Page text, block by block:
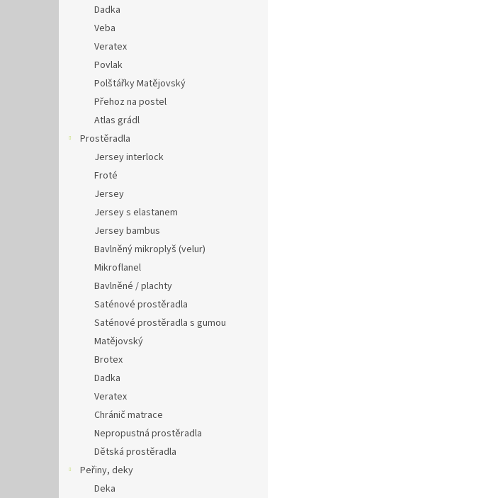
Dadka
Veba
Veratex
Povlak
Polštářky Matějovský
Přehoz na postel
Atlas grádl
Prostěradla
Jersey interlock
Froté
Jersey
Jersey s elastanem
Jersey bambus
Bavlněný mikroplyš (velur)
Mikroflanel
Bavlněné / plachty
Saténové prostěradla
Saténové prostěradla s gumou
Matějovský
Brotex
Dadka
Veratex
Chránič matrace
Nepropustná prostěradla
Dětská prostěradla
Peřiny, deky
Deka